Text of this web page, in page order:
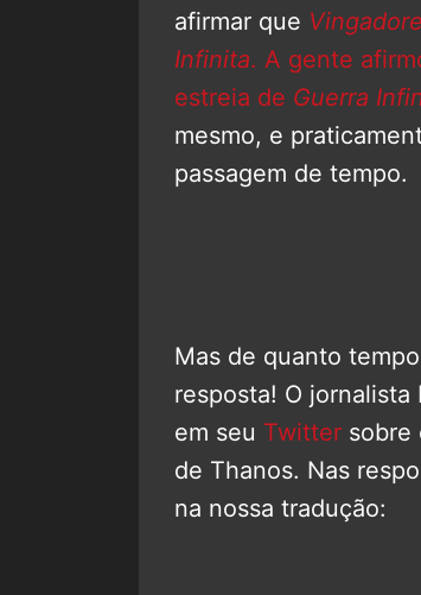
afirmar que
Infinita. A gente
estreia de Guerra
mesmo, e
passagem de tempo.
Mas de quanto
resposta! O jornalista
em seu Twitter sobre
de Thanos. Nas
na nossa tradução: